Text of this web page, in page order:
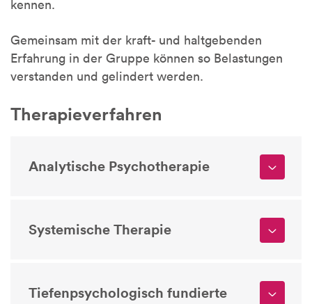
kennen.
Gemeinsam mit der kraft- und haltgebenden
Erfahrung in der Gruppe können so Belastungen
verstanden und gelindert werden.
Therapieverfahren
Analytische Psychotherapie
Systemische Therapie
Tiefenpsychologisch fundierte